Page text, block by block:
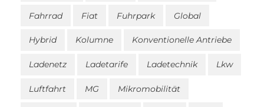
Fahrrad Fiat Fuhrpark Global
Hybrid Kolumne Konventionelle Antriebe
Ladenetz Ladetarife Ladetechnik Lkw
Luftfahrt MG Mikromobilität